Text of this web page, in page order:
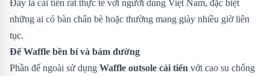
Đây là cải tiến rất thực tế với người dùng Việt Nam, đặc biệt
những ai có bàn chân bè hoặc thường mang giày nhiều giờ liên
tục.
Đế Waffle bền bỉ và bám đường
Phần đế ngoài sử dụng Waffle outsole cải tiến với cao su chống